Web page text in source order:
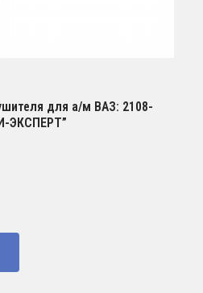
для а/м ВАЗ: 2108-
ЭКСПЕРТ”